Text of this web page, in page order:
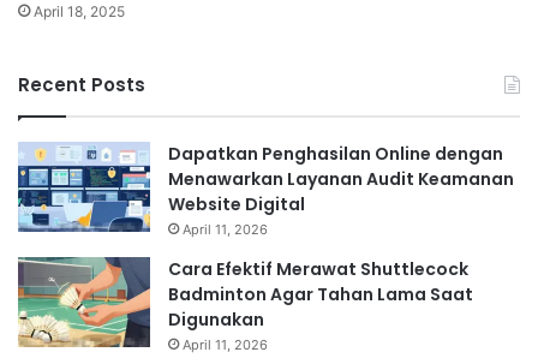
April 18, 2025
Recent Posts
Dapatkan Penghasilan Online dengan
Menawarkan Layanan Audit Keamanan
Website Digital
April 11, 2026
Cara Efektif Merawat Shuttlecock
Badminton Agar Tahan Lama Saat
Digunakan
April 11, 2026